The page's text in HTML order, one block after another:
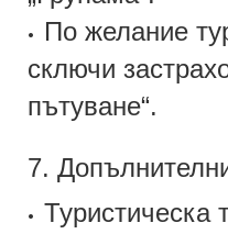
•
По желание
сключи
пътуване“.
7.
• Туристическа